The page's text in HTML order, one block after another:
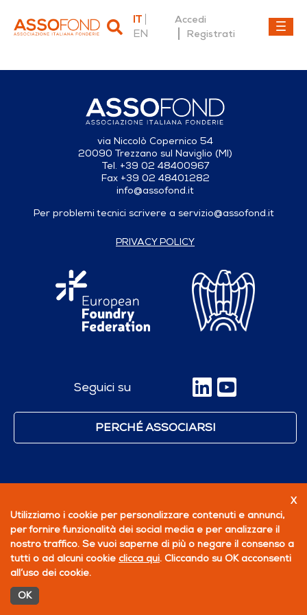
IT
EN
Accedi
Registrati
via Niccolò Copernico 54
20090 Trezzano sul Naviglio (MI)
Tel. +39 02 48400967
Fax +39 02 48401282
info@assofond.it
Per problemi tecnici scrivere a servizio@assofond.it
PRIVACY POLICY
Seguici su
PERCHÉ ASSOCIARSI
X
Utilizziamo i cookie per personalizzare contenuti e annunci,
per fornire funzionalità dei social media e per analizzare il
nostro traffico. Se vuoi saperne di più o negare il consenso a
tutti o ad alcuni cookie clicca qui. Cliccando su OK acconsenti
all’uso dei cookie.
OK